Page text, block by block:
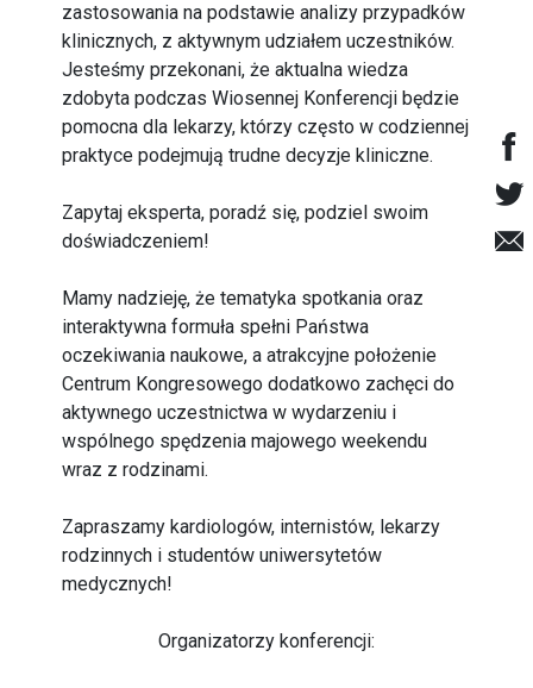
zastosowania na podstawie analizy przypadków
klinicznych, z aktywnym udziałem uczestników.
Jesteśmy przekonani, że aktualna wiedza
zdobyta podczas Wiosennej Konferencji będzie
pomocna dla lekarzy, którzy często w codziennej
praktyce podejmują trudne decyzje kliniczne.
Zapytaj eksperta, poradź się, podziel swoim
doświadczeniem!
Mamy nadzieję, że tematyka spotkania oraz
interaktywna formuła spełni Państwa
oczekiwania naukowe, a atrakcyjne położenie
Centrum Kongresowego dodatkowo zachęci do
aktywnego uczestnictwa w wydarzeniu i
wspólnego spędzenia majowego weekendu
wraz z rodzinami.
Zapraszamy kardiologów, internistów, lekarzy
rodzinnych i studentów uniwersytetów
medycznych!
Organizatorzy konferencji: